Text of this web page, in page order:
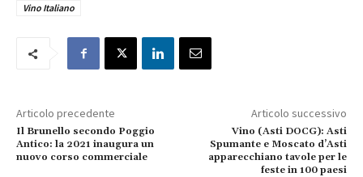
Vino Italiano
Articolo precedente
Il Brunello secondo Poggio
Antico: la 2021 inaugura un
nuovo corso commerciale
Articolo successivo
Vino (Asti DOCG): Asti
Spumante e Moscato d’Asti
apparecchiano tavole per le
feste in 100 paesi